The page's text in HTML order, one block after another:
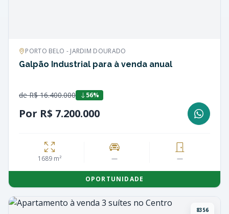
PORTO BELO - JARDIM DOURADO
Galpão Industrial para à venda anual
de R$ 16.400.000 56%
Por R$ 7.200.000
1689 m² — —
OPORTUNIDADE
8356